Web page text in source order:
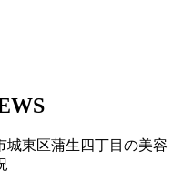
城東区蒲生四丁目の美容